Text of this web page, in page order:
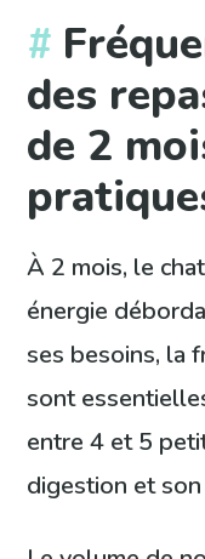
des
de 2
À 2 mois, le
énergie
ses besoins, la
sont
entre 4 et 5
digestion et